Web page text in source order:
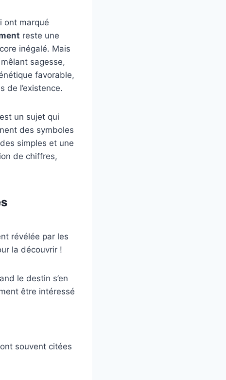
ont marqué
reste une
inégalé. Mais
sagesse,
favorable,
de l’existence.
est un sujet qui
des symboles
simples et une
de chiffres,
révélée par les
la découvrir !
le destin s’en
être intéressé
souvent citées